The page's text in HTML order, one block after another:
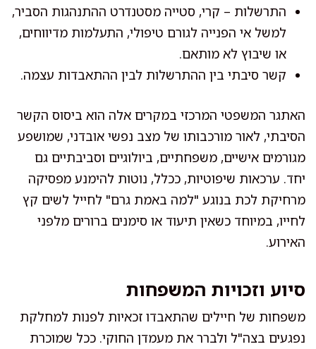
התרשלות – קרי, סטייה מסטנדרט ההתנהגות הסביר,
למשל אי הפנייה לגורם טיפולי, התעלמות מדיווחים,
או שיבוץ לא מותאם.
קשר סיבתי בין ההתרשלות לבין ההתאבדות עצמה.
האתגר המשפטי המרכזי במקרים אלה הוא ביסוס הקשר
הסיבתי, לאור מורכבותו של מצב נפשי אובדני, שמושפע
מגורמים אישיים, משפחתיים, ביולוגיים וסביבתיים גם
יחד. ערכאות שיפוטיות, ככלל, נוטות להימנע מפסיקה
מרחיקת לכת בנוגע "למה באמת גרם" לחייל לשים קץ
לחייו, במיוחד כשאין תיעוד או סימנים ברורים מלפני
האירוע.
סיוע וזכויות המשפחות
משפחות של חיילים שהתאבדו זכאיות לפנות למחלקת
נפגעים בצה"ל ולברר את מעמדן החוקי. ככל שמוכרת